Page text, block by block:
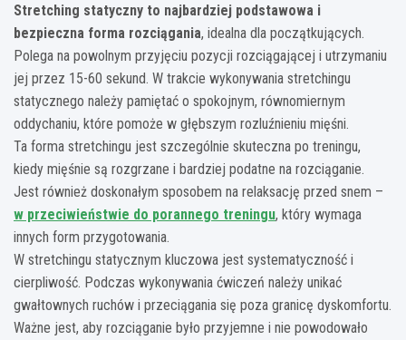
Stretching statyczny to najbardziej podstawowa i
bezpieczna forma rozciągania, idealna dla początkujących.
Polega na powolnym przyjęciu pozycji rozciągającej i utrzymaniu
jej przez 15-60 sekund. W trakcie wykonywania stretchingu
statycznego należy pamiętać o spokojnym, równomiernym
oddychaniu, które pomoże w głębszym rozluźnieniu mięśni.
Ta forma stretchingu jest szczególnie skuteczna po treningu,
kiedy mięśnie są rozgrzane i bardziej podatne na rozciąganie.
Jest również doskonałym sposobem na relaksację przed snem –
w przeciwieństwie do porannego treningu, który wymaga
innych form przygotowania.
W stretchingu statycznym kluczowa jest systematyczność i
cierpliwość. Podczas wykonywania ćwiczeń należy unikać
gwałtownych ruchów i przeciągania się poza granicę dyskomfortu.
Ważne jest, aby rozciąganie było przyjemne i nie powodowało